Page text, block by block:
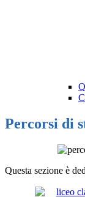
Percorsi di
Questa sezione è